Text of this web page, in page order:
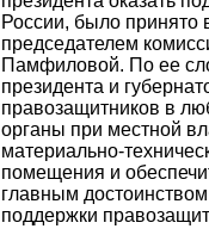
России, было принято
председателем
Памфиловой. По ее
президента и
правозащитников в
органы при местной
материально-
помещения и
главным
поддержки